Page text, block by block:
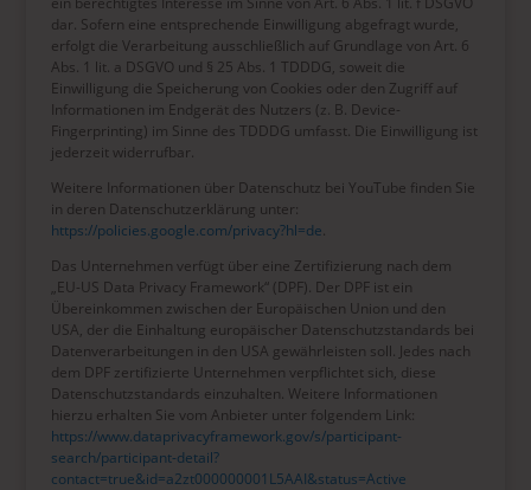
dar. Sofern eine entsprechende Einwilligung abgefragt wurde,
erfolgt die Verarbeitung ausschließlich auf Grundlage von Art. 6
Abs. 1 lit. a DSGVO und § 25 Abs. 1 TDDDG, soweit die
Einwilligung die Speicherung von Cookies oder den Zugriff auf
Informationen im Endgerät des Nutzers (z. B. Device-
Fingerprinting) im Sinne des TDDDG umfasst. Die Einwilligung ist
jederzeit widerrufbar.
Weitere Informationen über Datenschutz bei YouTube finden Sie
in deren Datenschutzerklärung unter:
https://policies.google.com/privacy?hl=de.
Das Unternehmen verfügt über eine Zertifizierung nach dem
„EU-US Data Privacy Framework“ (DPF). Der DPF ist ein
Übereinkommen zwischen der Europäischen Union und den
USA, der die Einhaltung europäischer Datenschutzstandards bei
Datenverarbeitungen in den USA gewährleisten soll. Jedes nach
dem DPF zertifizierte Unternehmen verpflichtet sich, diese
Datenschutzstandards einzuhalten. Weitere Informationen
hierzu erhalten Sie vom Anbieter unter folgendem Link:
https://www.dataprivacyframework.gov/s/participant-
search/participant-detail?
contact=true&id=a2zt000000001L5AAI&status=Active